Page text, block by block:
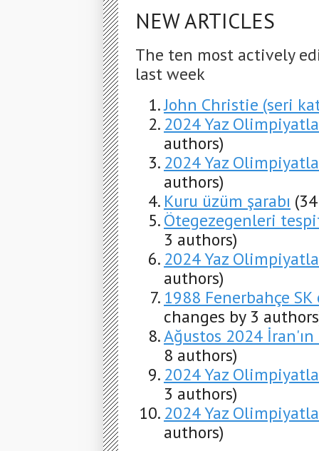
NEW ARTICLES
The ten most actively
last week
John Christie (seri
2024 Yaz
authors)
2024 Yaz
authors)
Kuru üzüm şarabı
Ötegezegenleri
3 authors)
2024 Yaz
authors)
1988 Fenerbahçe
changes by 3
Ağustos 2024 İran'ın
8 authors)
2024 Yaz
3 authors)
2024 Yaz
authors)